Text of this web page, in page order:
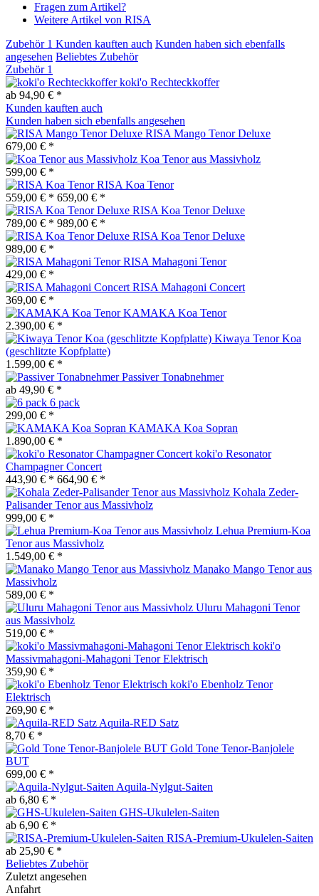
Fragen zum Artikel?
Weitere Artikel von RISA
Zubehör 1 Kunden kauften auch Kunden haben sich ebenfalls
angesehen Beliebtes Zubehör
Zubehör 1
koki'o Rechteckkoffer
ab 94,90 € *
Kunden kauften auch
Kunden haben sich ebenfalls angesehen
RISA Mango Tenor Deluxe
679,00 € *
Koa Tenor aus Massivholz
599,00 € *
RISA Koa Tenor
559,00 € * 659,00 € *
RISA Koa Tenor Deluxe
789,00 € * 989,00 € *
RISA Koa Tenor Deluxe
989,00 € *
RISA Mahagoni Tenor
429,00 € *
RISA Mahagoni Concert
369,00 € *
KAMAKA Koa Tenor
2.390,00 € *
Kiwaya Tenor Koa
(geschlitzte Kopfplatte)
1.599,00 € *
Passiver Tonabnehmer
ab 49,90 € *
6 pack
299,00 € *
KAMAKA Koa Sopran
1.890,00 € *
koki'o Resonator
Champagner Concert
443,90 € * 664,90 € *
Kohala Zeder-
Palisander Tenor aus Massivholz
999,00 € *
Lehua Premium-Koa
Tenor aus Massivholz
1.549,00 € *
Manako Mango Tenor aus
Massivholz
589,00 € *
Uluru Mahagoni Tenor
aus Massivholz
519,00 € *
koki'o
Massivmahagoni-Mahagoni Tenor Elektrisch
359,90 € *
koki'o Ebenholz Tenor
Elektrisch
269,90 € *
Aquila-RED Satz
8,70 € *
Gold Tone Tenor-Banjolele
BUT
699,00 € *
Aquila-Nylgut-Saiten
ab 6,80 € *
GHS-Ukulelen-Saiten
ab 6,90 € *
RISA-Premium-Ukulelen-Saiten
ab 25,90 € *
Beliebtes Zubehör
Zuletzt angesehen
Anfahrt